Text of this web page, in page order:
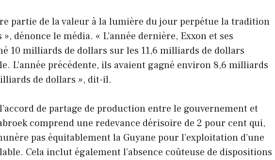
partie de la valeur à la lumière du jour perpétue la tradition
dénonce le média. « L’année dernière, Exxon et ses
10 milliards de dollars sur les 11,6 milliards de dollars
L’année précédente, ils avaient gagné environ 8,6 milliards
de dollars », dit-il.
de partage de production entre le gouvernement et
comprend une redevance dérisoire de 2 pour cent qui,
pas équitablement la Guyane pour l’exploitation d’une
Cela inclut également l’absence coûteuse de dispositions